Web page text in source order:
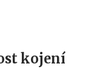
kojení